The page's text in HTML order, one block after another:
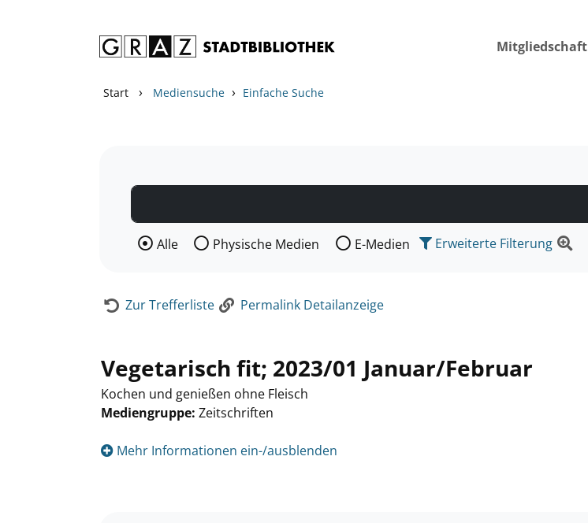
Mitgliedschaft
Start › Mediensuche › Einfache Suche
Wählen Sie die Medienart nach der Sie suchen wollen.
Alle Physische Medien E-Medien Erweiterte Filterung
Zur Trefferliste Permalink Detailanzeige
Vegetarisch fit; 2023/01 Januar/Februar
Kochen und genießen ohne Fleisch
Mediengruppe: Zeitschriften
Mehr Informationen ein-/ausblenden